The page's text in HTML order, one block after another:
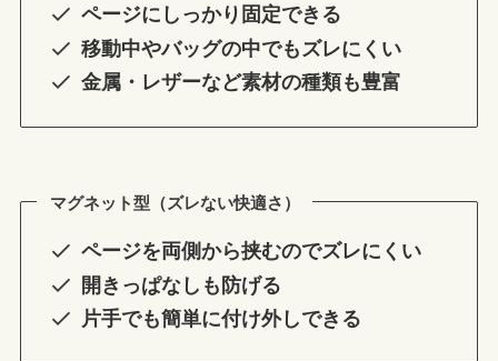
ページにしっかり固定できる
移動中やバッグの中でもズレにくい
金属・レザーなど素材の種類も豊富
マグネット型（ズレない快適さ）
ページを両側から挟むのでズレにくい
開きっぱなしも防げる
片手でも簡単に付け外しできる